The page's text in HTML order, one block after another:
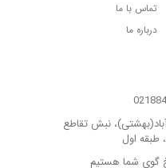
تماس با ما
درباره ما
نبش تقاطع